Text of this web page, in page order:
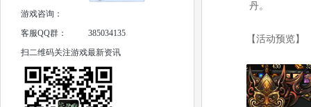
游戏咨询：
客服QQ群：
385034135
扫二维码关注游戏最新资讯
丹。
【活动预览】